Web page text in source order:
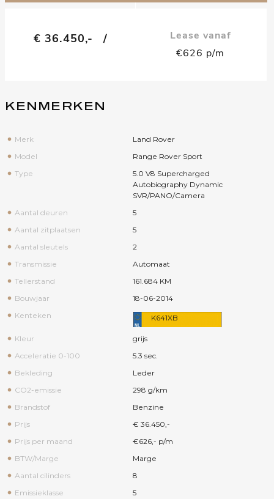
€ 36.450,- /
Lease vanaf
€626 p/m
KENMERKEN
Merk
Land Rover
Model
Range Rover Sport
Type
5.0 V8 Supercharged
Autobiography Dynamic
SVR/PANO/Camera
Aantal deuren
5
Aantal zitplaatsen
5
Aantal sleutels
2
Transmissie
Automaat
Tellerstand
161.684 KM
Bouwjaar
18-06-2014
Kenteken
K641XB
Kleur
grijs
Acceleratie 0-100
5.3 sec.
Bekleding
Leder
CO2-emissie
298 g/km
Brandstof
Benzine
Prijs
€ 36.450,-
Prijs per maand
€626,- p/m
BTW/Marge
Marge
Aantal cilinders
8
Emissieklasse
5